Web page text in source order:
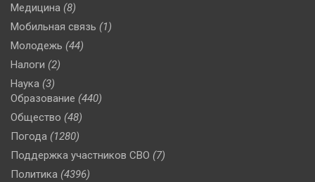
Медицина (8)
Мобильная связь (1)
Молодежь (44)
Налоги (2)
Наука (3)
Образование (440)
Общество (48)
Погода (1280)
Поддержка участников СВО (7)
Политика (4396)